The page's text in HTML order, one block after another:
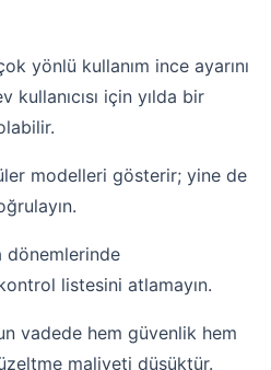
yönlü kullanım ince ayarını
için yılda bir
modelleri gösterir; yine de
dönemlerinde
listesini atlamayın.
vadede hem güvenlik hem
maliyeti düşüktür.